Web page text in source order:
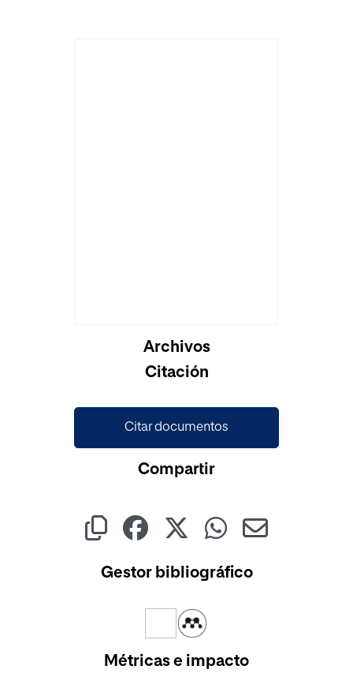
Cargando...Archivos
Citación
Citar documentos
Compartir
Gestor bibliográfico
Métricas e impacto